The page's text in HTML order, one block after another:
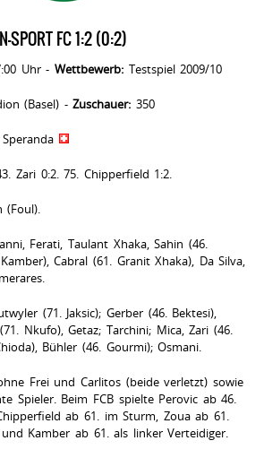
SPORT FC 1:2 (0:2)
Uhr - Wettbewerb: Testspiel 2009/10
(Basel) -Zuschauer: 350
Zari 0:2. 75. Chipperfield 1:2.
(Foul).
Ferati, Taulant Xhaka, Sahin (46.
Cabral (61. Granit Xhaka), Da Silva,
(71. Jaksic); Gerber (46. Bektesi),
Nkufo), Getaz; Tarchini; Mica, Zari (46.
Bühler (46. Gourmi); Osmani.
Frei und Carlitos (beide verletzt) sowie
Spieler. Beim FCB spielte Perovic ab 46.
ab 61. im Sturm, Zoua ab 61.
Kamber ab 61. als linker Verteidiger.